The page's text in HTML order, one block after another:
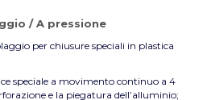
/A pressione
per chiusure speciali in plastica
speciale a movimento continuo a 4
e la piegatura dell’alluminio;